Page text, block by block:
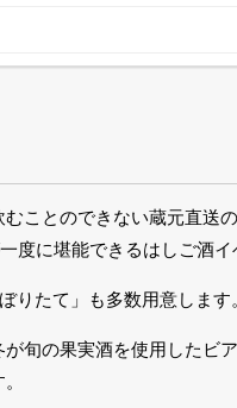
ことのできない蔵元直送
度に堪能できるはしご酒イ
りたて」も多数用意します
旬の果実酒を使用したビ